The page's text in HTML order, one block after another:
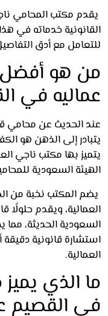
مكتب المحامي ناجي
خدماته في هذا
مع أدق التفاصيل
هو أفضل
في
الحديث عن محامي
إلى الذهن هو الكفاءة
بها مكتب ناجي
السعودية للمحامين.
المكتب نخبة من
ويقدم حلولًا
الحديثة، مما
قانونية دقيقة أو
الذي يميز
القصيم عن